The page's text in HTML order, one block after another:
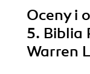
Oceny i
5. Biblia
Warren